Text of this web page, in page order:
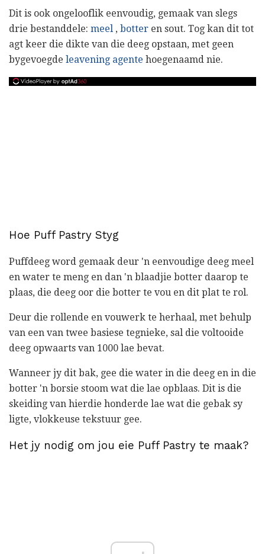
Dit is ook ongelooflik eenvoudig, gemaak van slegs
drie bestanddele: meel , botter en sout. Tog kan dit tot
agt keer die dikte van die deeg opstaan, met geen
bygevoegde leavening agente hoegenaamd nie.
Hoe Puff Pastry Styg
Puffdeeg word gemaak deur 'n eenvoudige deeg meel
en water te meng en dan 'n blaadjie botter daarop te
plaas, die deeg oor die botter te vou en dit plat te rol.
Deur die rollende en vouwerk te herhaal, met behulp
van een van twee basiese tegnieke, sal die voltooide
deeg opwaarts van 1000 lae bevat.
Wanneer jy dit bak, gee die water in die deeg en in die
botter 'n borsie stoom wat die lae opblaas. Dit is die
skeiding van hierdie honderde lae wat die gebak sy
ligte, vlokkeuse tekstuur gee.
Het jy nodig om jou eie Puff Pastry te maak?